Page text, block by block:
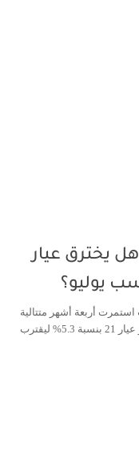
يخترق عيار
أربعة أشهر متتالية
بتحقيق مكاسب قوية خلال شهر يوليو. ارتفع سعر عيار 21 بنسبة 5.3% ليقترب